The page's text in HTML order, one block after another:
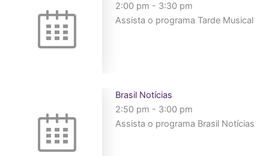
2:00 pm - 3:30 pm
Assista o programa Tarde Musical
Brasil Notícias
2:50 pm - 3:00 pm
Assista o programa Brasil Notícias